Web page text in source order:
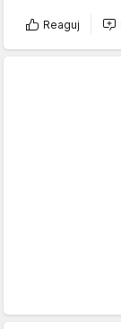
Reaguj